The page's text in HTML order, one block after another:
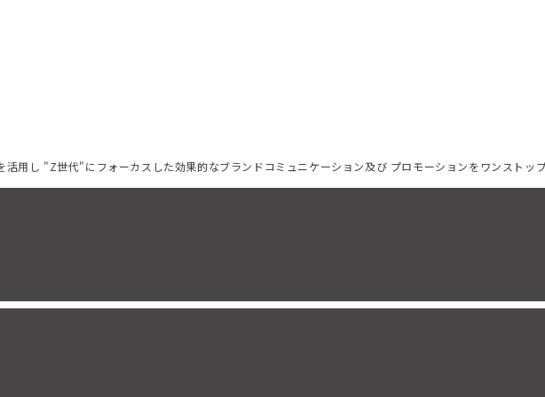
活用し "Z世代"にフォーカスした効果的なブランドコミュニケーション及び プロモーションをワンストッ